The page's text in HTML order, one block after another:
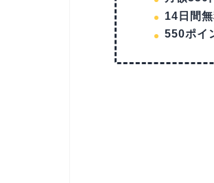
14日間
550ポイ